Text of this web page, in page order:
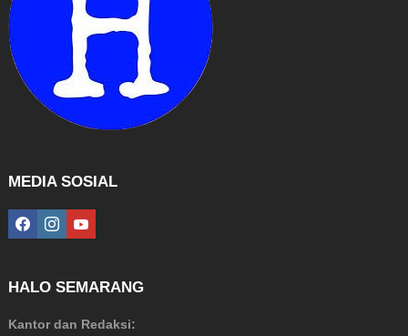
MEDIA SOSIAL
facebookinstagramyoutube
HALO SEMARANG
Kantor dan Redaksi: